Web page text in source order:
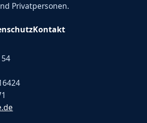
Privatpersonen.
Kontakt